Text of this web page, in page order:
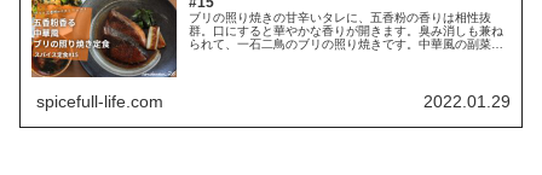
ブリの照り焼きの甘辛いタレに、五香粉の香りは相性抜
群。口にすると華やかな香りが開きます。臭み消しも兼ね
られて、一石二鳥のブリの照り焼きです。中華風の副菜と
spicefull-life.com 2022.01.29